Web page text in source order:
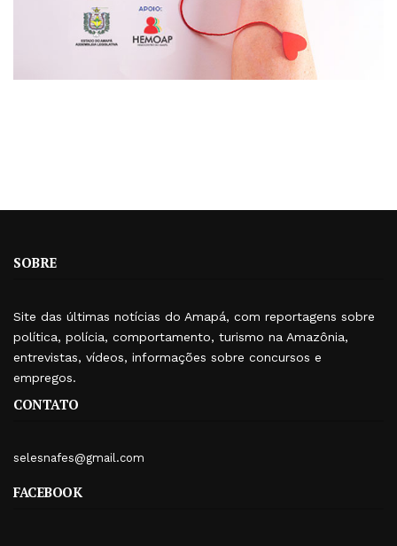
SOBRE
Site das últimas notícias do Amapá, com reportagens sobre
política, polícia, comportamento, turismo na Amazônia,
entrevistas, vídeos, informações sobre concursos e
empregos.
CONTATO
selesnafes@gmail.com
FACEBOOK